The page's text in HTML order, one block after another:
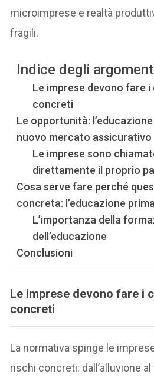
microimprese e realtà
fragili.
Indice degli
Le imprese devono fare
concreti
Le opportunità:
nuovo mercato assicurativo
Le imprese sono
direttamente il proprio
Cosa serve fare perché
concreta: l’educazione
L’importanza della
dell’educazione
Conclusioni
Le imprese devono fare i
concreti
La normativa spinge le
rischi concreti: dall’alluvione